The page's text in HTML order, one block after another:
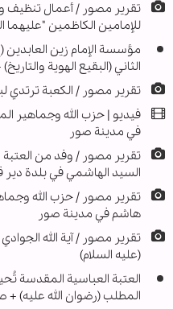
تقرير مصور / أعمال تنظيف
للإمامين الكاظمين "عليهما
مؤسسة الإمام زين
الثاني (البقيع الهوية
تقریر مصور / الكعبة ترتدي
فيديو | حزب الله وجماهير
في مدينة صور
تقریر مصور / وفد من العتبة
السيد الهاشمي في بلدة دير
تقرير مصور / حزب الله
هاشم في مدينة صور
تقرير مصور / آية الله
(عليه السلام)
العتبة العباسية المقدسة
المطلب (رضوان الله عليه) +